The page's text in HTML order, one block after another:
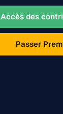
Accès des
Passer